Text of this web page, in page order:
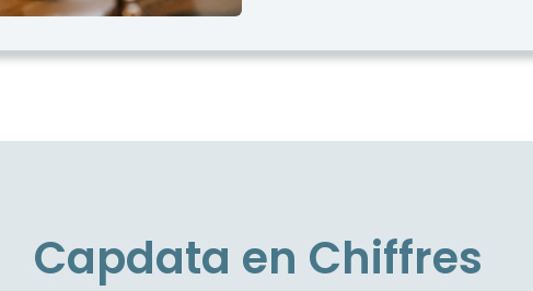
Capdata en Chiffres